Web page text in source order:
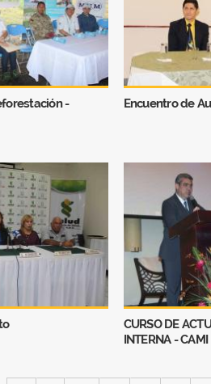
-
Encuentro de
CURSO DE
INTERNA - CAMI